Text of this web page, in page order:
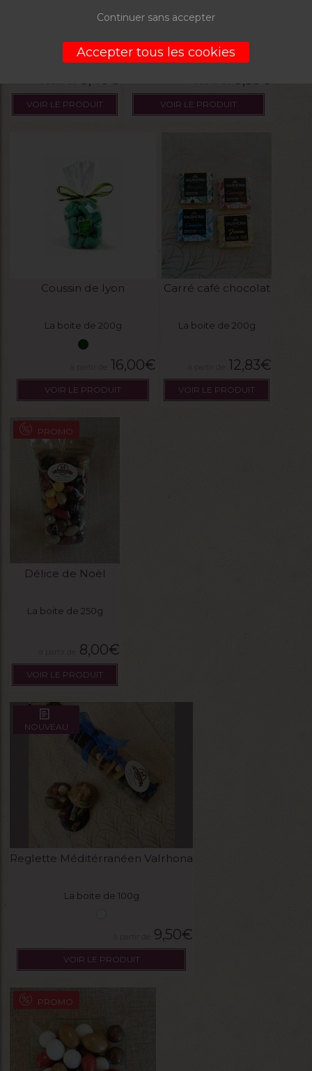
La boite de 250g
8,46 €
VOIR LE PRODUIT
La boite de 200g
8,35 €
VOIR LE PRODUIT
Coussin de lyon
La boite de 200g
16,00€
VOIR LE PRODUIT
Carré café chocolat
La boite de 200g
12,83€
VOIR LE PRODUIT
PROMO
Délice de Noël
La boite de 250g
8,00€
VOIR LE PRODUIT
NOUVEAU
Reglette Méditérranéen Valrhona
La boite de 100g
9,50€
VOIR LE PRODUIT
PROMO
Continuer sans accepter
Accepter tous les cookies